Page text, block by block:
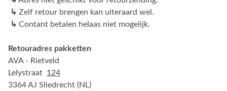
↳ Zelf retour brengen kan uiteraard wel.
↳ Contant betalen helaas niet mogelijk.
Retouradres pakketten
AVA - Rietveld
Lelystraat 124
3364 AJ Sliedrecht (NL)